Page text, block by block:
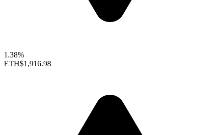
1.38%
ETH$1,916.98